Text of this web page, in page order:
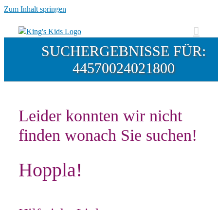
Zum Inhalt springen
SUCHERGEBNISSE FÜR:
44570024021800
Leider konnten wir nicht
finden wonach Sie suchen!
Hoppla!